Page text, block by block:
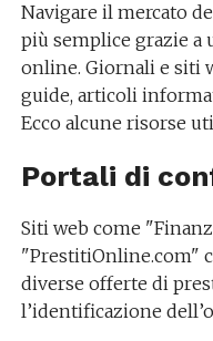
Navigare il mercato
più semplice grazie
online. Giornali e siti
guide, articoli
Ecco alcune risorse
Portali di
Siti web come
"PrestitiOnline.com"
diverse offerte di
l’identificazione